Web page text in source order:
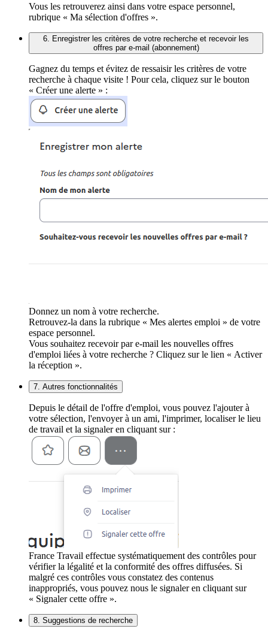
Vous les retrouverez ainsi dans votre espace personnel,
rubrique « Ma sélection d'offres ».
6. Enregistrer les critères de votre recherche et recevoir les
offres par e-mail (abonnement)
Gagnez du temps et évitez de ressaisir les critères de votre
recherche à chaque visite ! Pour cela, cliquez sur le bouton
« Créer une alerte » :
Donnez un nom à votre recherche.
Retrouvez-la dans la rubrique « Mes alertes emploi » de votre
espace personnel.
Vous souhaitez recevoir par e-mail les nouvelles offres
d'emploi liées à votre recherche ? Cliquez sur le lien « Activer
la réception ».
7. Autres fonctionnalités
Depuis le détail de l'offre d'emploi, vous pouvez l'ajouter à
votre sélection, l'envoyer à un ami, l'imprimer, localiser le lieu
de travail et la signaler en cliquant sur :
France Travail effectue systématiquement des contrôles pour
vérifier la légalité et la conformité des offres diffusées. Si
malgré ces contrôles vous constatez des contenus
inappropriés, vous pouvez nous le signaler en cliquant sur
« Signaler cette offre ».
8. Suggestions de recherche